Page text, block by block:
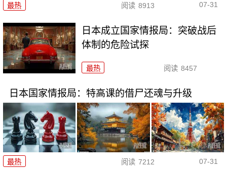
最热 阅读 8913 07-31
日本成立国家情报局：突破战后
体制的危险试探
最热 阅读 8457
日本国家情报局：特高课的借尸还魂与升级
最热 阅读 7212 07-31